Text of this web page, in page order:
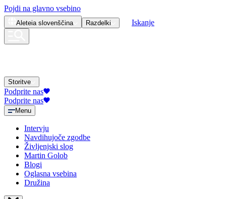
Pojdi na glavno vsebino
Aleteia slovenščina Razdelki Iskanje
Storitve
Podprite nas
Podprite nas
Menu
Intervju
Navdihujoče zgodbe
Življenjski slog
Martin Golob
Blogi
Oglasna vsebina
Družina